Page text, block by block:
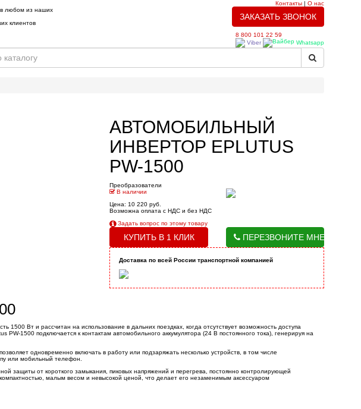
Контакты| О нас
в любом из наших
клиентов
ЗАКАЗАТЬ ЗВОНОК
8 800 101 22 59
Viber
Whatsapp
АВТОМОБИЛЬНЫЙ
ИНВЕРТОР EPLUTUS
PW-1500
Преобразователи
В наличии
Цена: 10 220 руб.
Возможна оплата с НДС и без НДС
Задать вопрос по этому товару
КУПИТЬ В 1 КЛИК ПЕРЕЗВОНИТЕ МНЕ
Доставка по всей России транспортной компанией
Вт и рассчитан на использование в дальних поездках, когда отсутствует возможность доступа
PW-1500 подключается к контактам автомобильного аккумулятора (24 В постоянного тока), генерируя на
одновременно включать в работу или подзаряжать несколько устройств, в том числе
или мобильный телефон.
защиты от короткого замыкания, пиковых напряжений и перегрева, постоянно контролирующей
малым весом и невысокой ценой, что делает его незаменимым аксессуаром